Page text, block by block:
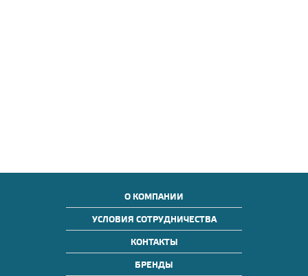
О КОМПАНИИ
УСЛОВИЯ СОТРУДНИЧЕСТВА
КОНТАКТЫ
БРЕНДЫ